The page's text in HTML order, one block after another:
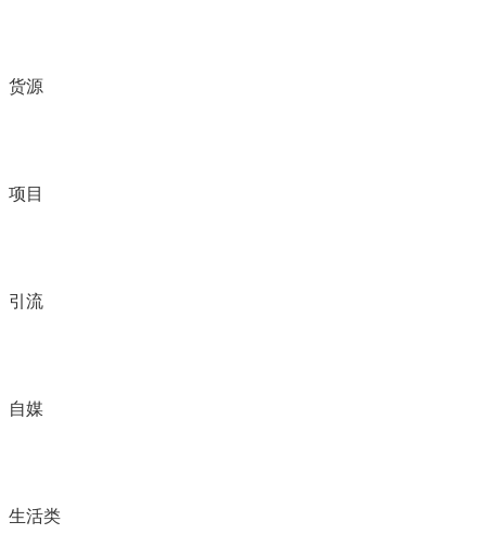
货源
项目
引流
自媒
生活类